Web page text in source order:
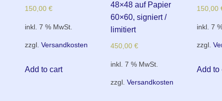
150,00 €
inkl. 7 % MwSt.
zzgl. Versandkosten
Add to cart
48×48 auf Papier
60×60, signiert /
limitiert
450,00€
inkl. 7 % MwSt.
zzgl.Versandkosten
150,00
inkl. 7
zzgl.
Add to